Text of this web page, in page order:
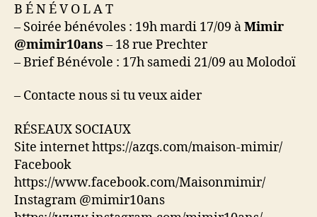
B É N É V O L A T
– Soirée bénévoles : 19h mardi 17/09 àMimir
@mimir10ans – 18 rue Prechter
– Brief Bénévole : 17h samedi 21/09 au Molodoï
– Contacte nous si tu veux aider
RÉSEAUX SOCIAUX
Site internet https://azqs.com/maison-mimir/
Facebook
https://www.facebook.com/Maisonmimir/
Instagram @mimir10ans